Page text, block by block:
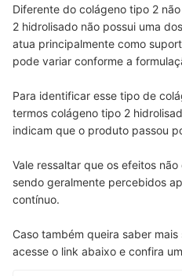
Diferente do colágeno tipo 2
2 hidrolisado não possui uma
atua principalmente como
pode variar conforme a
Para identificar esse tipo de
termos colágeno tipo 2
indicam que o produto passou
Vale ressaltar que os efeitos
sendo geralmente percebidos
contínuo.
Caso também queira saber
acesse o link abaixo e confira